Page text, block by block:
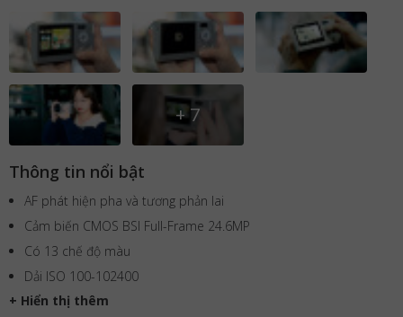
+7
Thông tin nổi bật
AF phát hiện pha và tương phản lai
Cảm biến CMOS BSI Full-Frame 24.6MP
Có 13 chế độ màu
Dải ISO 100-102400
+ Hiển thị thêm